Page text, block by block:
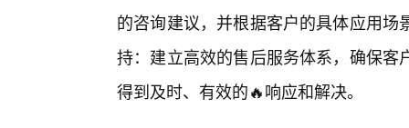
的咨询建议，并根据客户的具体应用
持：建立高效的售后服务体系，确保
得到及时、有效的🔥响应和解决。